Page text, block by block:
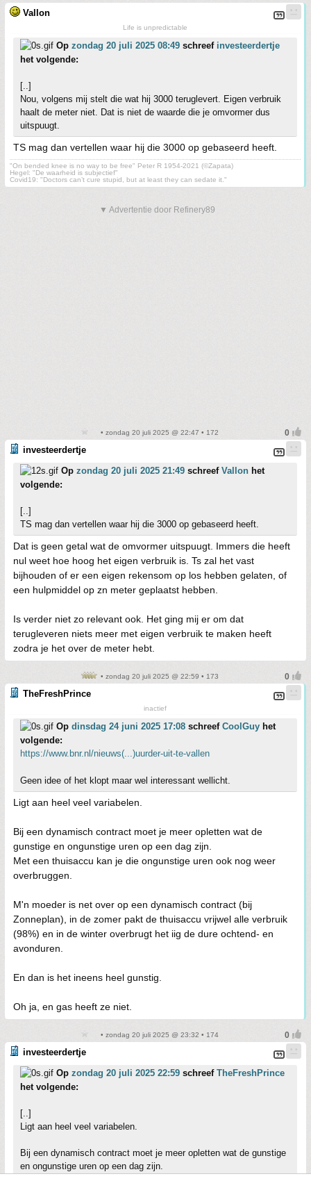
Vallon
Life is unpredictable
Op zondag 20 juli 2025 08:49 schreef investeerdertje
het volgende:
[..]
Nou, volgens mij stelt die wat hij 3000 teruglevert. Eigen verbruik
haalt de meter niet. Dat is niet de waarde die je omvormer dus
uitspuugt.
TS mag dan vertellen waar hij die 3000 op gebaseerd heeft.
"On bended knee is no way to be free" Peter R 1954-2021 (©Zapata)
Hegel: "De waarheid is subjectief"
Covid19: "Doctors can’t cure stupid, but at least they can sedate it."
▼ Advertentie door Refinery89
• zondag 20 juli 2025 @ 22:47 • 172
investeerdertje
Op zondag 20 juli 2025 21:49 schreef Vallon het
volgende:
[..]
TS mag dan vertellen waar hij die 3000 op gebaseerd heeft.
Dat is geen getal wat de omvormer uitspuugt. Immers die heeft
nul weet hoe hoog het eigen verbruik is. Ts zal het vast
bijhouden of er een eigen rekensom op los hebben gelaten, of
een hulpmiddel op zn meter geplaatst hebben.
Is verder niet zo relevant ook. Het ging mij er om dat
terugleveren niets meer met eigen verbruik te maken heeft
zodra je het over de meter hebt.
• zondag 20 juli 2025 @ 22:59 • 173
TheFreshPrince
inactief
Op dinsdag 24 juni 2025 17:08 schreef CoolGuy het
volgende:
https://www.bnr.nl/nieuws(...)uurder-uit-te-vallen
Geen idee of het klopt maar wel interessant wellicht.
Ligt aan heel veel variabelen.
Bij een dynamisch contract moet je meer opletten wat de
gunstige en ongunstige uren op een dag zijn.
Met een thuisaccu kan je die ongunstige uren ook nog weer
overbruggen.
M'n moeder is net over op een dynamisch contract (bij
Zonneplan), in de zomer pakt de thuisaccu vrijwel alle verbruik
(98%) en in de winter overbrugt het iig de dure ochtend- en
avonduren.
En dan is het ineens heel gunstig.
Oh ja, en gas heeft ze niet.
• zondag 20 juli 2025 @ 23:32 • 174
investeerdertje
Op zondag 20 juli 2025 22:59 schreef TheFreshPrince
het volgende:
[..]
Ligt aan heel veel variabelen.
Bij een dynamisch contract moet je meer opletten wat de gunstige
en ongunstige uren op een dag zijn.